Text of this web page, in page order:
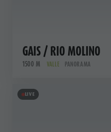
GAIS / RIO MOLINO
1500 M VALLE PANORAMA
LIVE